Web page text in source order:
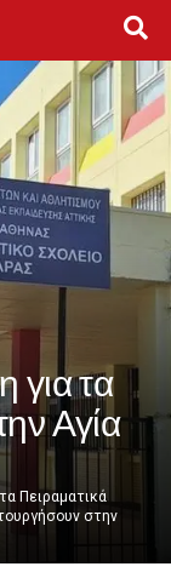
για τα
Αγία
Πειραματικά
στην